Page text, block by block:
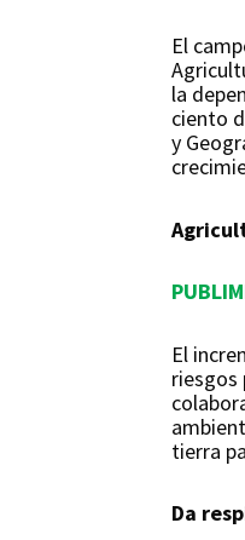
El
la
ciento
y
El
riesgos
tierra
Da